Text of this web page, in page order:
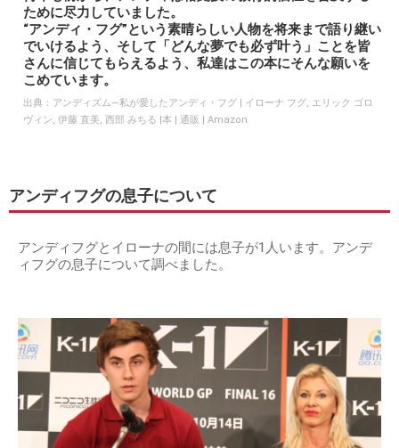
ために尽力していました。
“アンディ・フグ”という素晴らしい人物を将来まで語り継い
でいけるよう、そして「どんな夢でも必ず叶う」ことを皆
さんに信じてもらえるよう、私達はこの本にそんな願いを
こめています。
出典： アンディズム―私が愛したアンディ・フグ | イローナ フグ, エリック ゴロ
ヴィン, 伊藤 直美, 西部 みちる |本 | 通販 | Amazon
アンディフグの息子について
アンディフグとイローナの間には息子が1人います。アンデ
ィフグの息子について調べました。